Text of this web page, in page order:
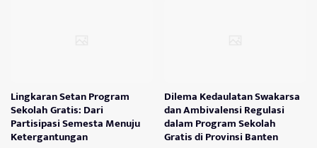
Lingkaran Setan Program
Sekolah Gratis: Dari
Partisipasi Semesta Menuju
Ketergantungan
Dilema Kedaulatan Swakarsa
dan Ambivalensi Regulasi
dalam Program Sekolah
Gratis di Provinsi Banten